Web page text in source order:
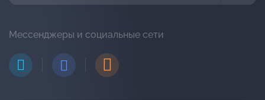
Мессенджеры и социальные сети